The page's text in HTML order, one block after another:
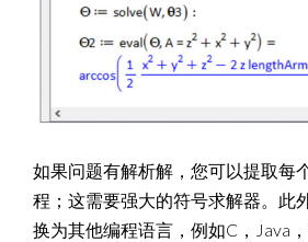
如果问题有解析解，您可以提取每
程；这需要强大的符号求解器。此
换为其他编程语言，例如C，Java，